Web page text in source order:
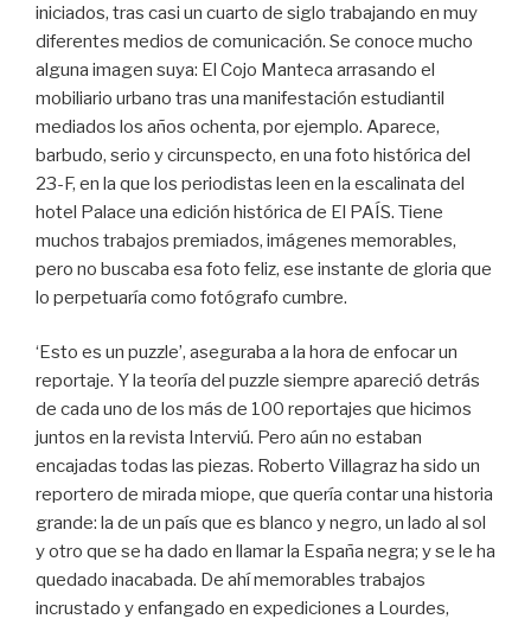
iniciados, tras casi un cuarto de siglo trabajando en muy
diferentes medios de comunicación. Se conoce mucho
alguna imagen suya: El Cojo Manteca arrasando el
mobiliario urbano tras una manifestación estudiantil
mediados los años ochenta, por ejemplo. Aparece,
barbudo, serio y circunspecto, en una foto histórica del
23-F, en la que los periodistas leen en la escalinata del
hotel Palace una edición histórica de El PAÍS. Tiene
muchos trabajos premiados, imágenes memorables,
pero no buscaba esa foto feliz, ese instante de gloria que
lo perpetuaría como fotógrafo cumbre.
‘Esto es un puzzle’, aseguraba a la hora de enfocar un
reportaje. Y la teoría del puzzle siempre apareció detrás
de cada uno de los más de 100 reportajes que hicimos
juntos en la revista Interviú. Pero aún no estaban
encajadas todas las piezas. Roberto Villagraz ha sido un
reportero de mirada miope, que quería contar una historia
grande: la de un país que es blanco y negro, un lado al sol
y otro que se ha dado en llamar la España negra; y se le ha
quedado inacabada. De ahí memorables trabajos
incrustado y enfangado en expediciones a Lourdes,